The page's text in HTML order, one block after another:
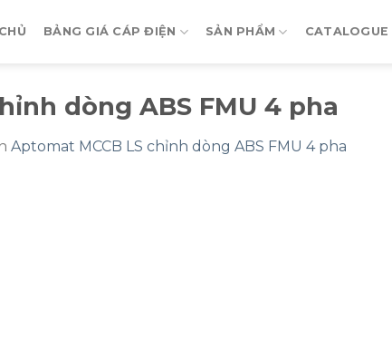
BẢNG GIÁ CÁP ĐIỆN SẢN PHẨM CATALOGUE
dòng ABS FMU 4 pha
Aptomat MCCB LS chỉnh dòng ABS FMU 4 pha